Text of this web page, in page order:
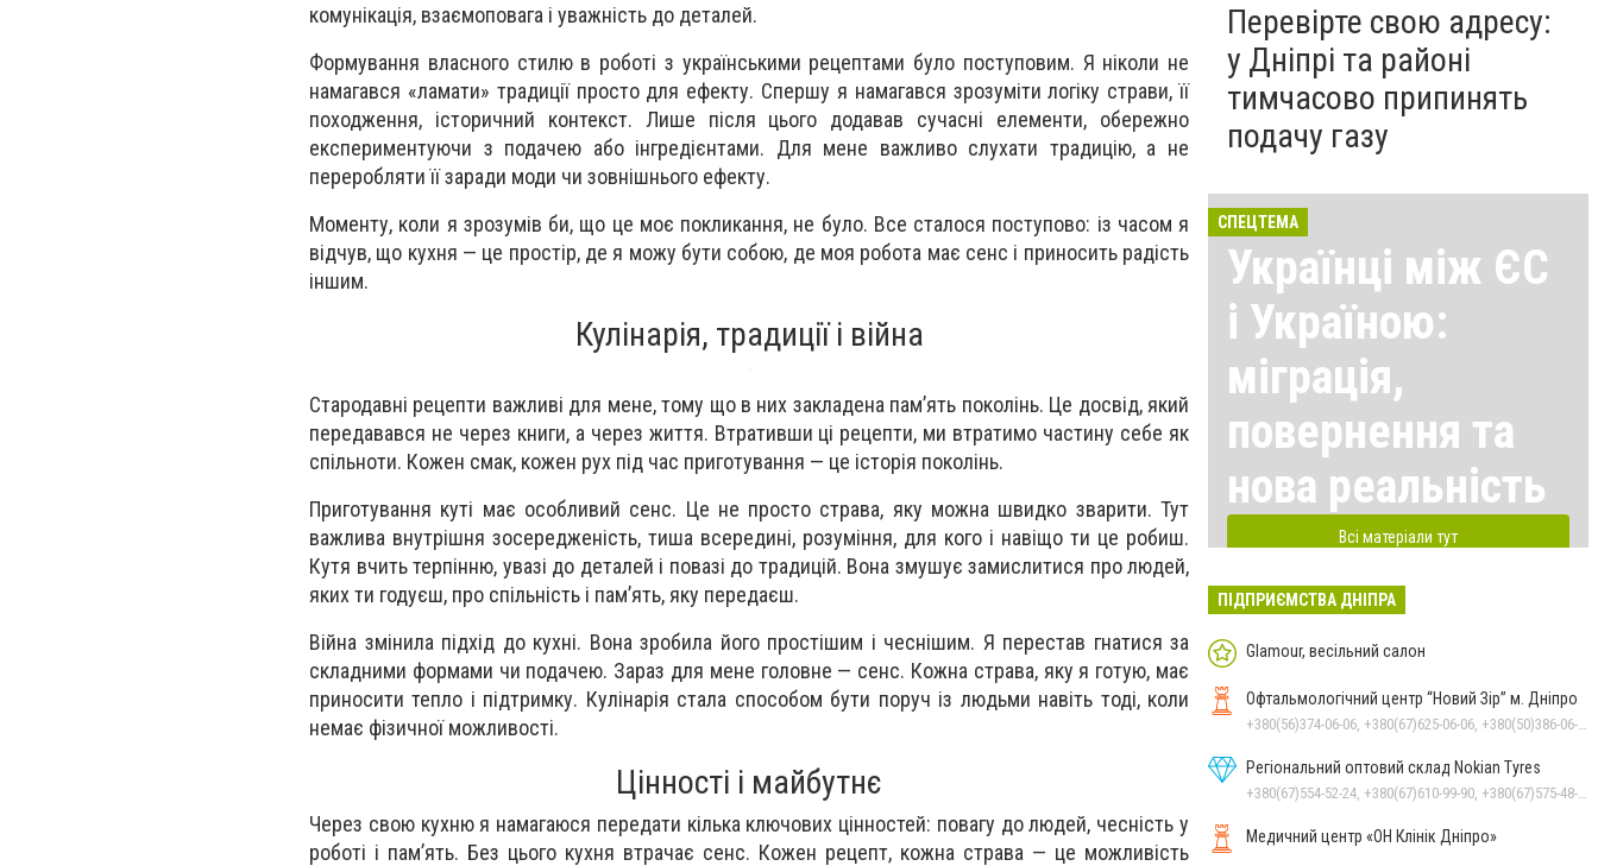
комунікація, взаємоповага і уважність до деталей.
Формування власного стилю в роботі з українськими рецептами було поступовим. Я ніколи не
намагався «ламати» традиції просто для ефекту. Спершу я намагався зрозуміти логіку страви, її
походження, історичний контекст. Лише після цього додавав сучасні елементи, обережно
експериментуючи з подачею або інгредієнтами. Для мене важливо слухати традицію, а не
переробляти її заради моди чи зовнішнього ефекту.
Моменту, коли я зрозумів би, що це моє покликання, не було. Все сталося поступово: із часом я
відчув, що кухня — це простір, де я можу бути собою, де моя робота має сенс і приносить радість
іншим.
Кулінарія, традиції і війна
Стародавні рецепти важливі для мене, тому що в них закладена пам’ять поколінь. Це досвід, який
передавався не через книги, а через життя. Втративши ці рецепти, ми втратимо частину себе як
спільноти. Кожен смак, кожен рух під час приготування — це історія поколінь.
Приготування куті має особливий сенс. Це не просто страва, яку можна швидко зварити. Тут
важлива внутрішня зосередженість, тиша всередині, розуміння, для кого і навіщо ти це робиш.
Кутя вчить терпінню, увазі до деталей і повазі до традицій. Вона змушує замислитися про людей,
яких ти годуєш, про спільність і пам’ять, яку передаєш.
Війна змінила підхід до кухні. Вона зробила його простішим і чеснішим. Я перестав гнатися за
складними формами чи подачею. Зараз для мене головне — сенс. Кожна страва, яку я готую, має
приносити тепло і підтримку. Кулінарія стала способом бути поруч із людьми навіть тоді, коли
немає фізичної можливості.
Цінності і майбутнє
Через свою кухню я намагаюся передати кілька ключових цінностей: повагу до людей, чесність у
роботі і пам’ять. Без цього кухня втрачає сенс. Кожен рецепт, кожна страва — це можливість
Перевірте свою адресу:
у Дніпрі та районі
тимчасово припинять
подачу газу
СПЕЦТЕМА
Українці між ЄС
і Україною:
міграція,
повернення та
нова реальність
Всі матеріали тут
ПІДПРИЄМСТВА ДНІПРА
Glamour, весільний салон
Офтальмологічний центр “Новий Зір” м. Дніпро
Регіональний оптовий склад Nokian Tyres
Медичний центр «ОН Клінік Дніпро»